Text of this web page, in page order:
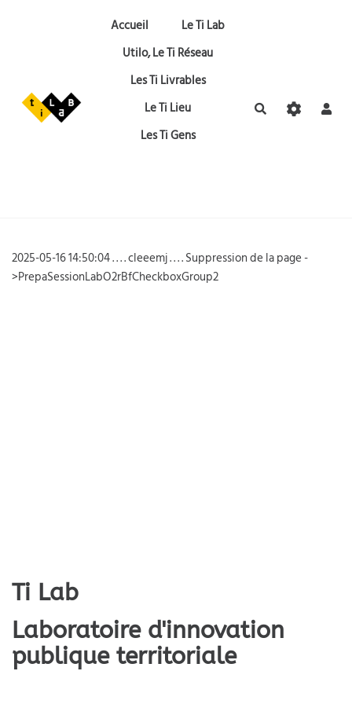
Aller au contenu principal
Accueil
Le Ti Lab
Utilo, Le Ti Réseau
Les Ti Livrables
Le Ti Lieu
Les Ti Gens
Rechercher
2025-05-16 14:50:04 . . . . cleeemj . . . . Suppression de la page -
>PrepaSessionLabO2rBfCheckboxGroup2
Ti Lab
Laboratoire d'innovation
publique territoriale